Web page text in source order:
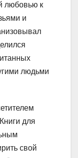
любовью к
и
людьми
для
свой